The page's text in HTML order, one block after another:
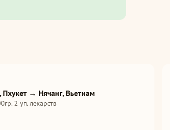
Пхукет → Нячанг, Вьетнам
2 уп. лекарств